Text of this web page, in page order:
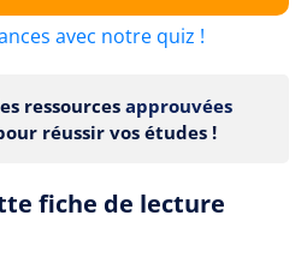
avec notre quiz !
ressources approuvées
réussir vos études !
fiche de lecture